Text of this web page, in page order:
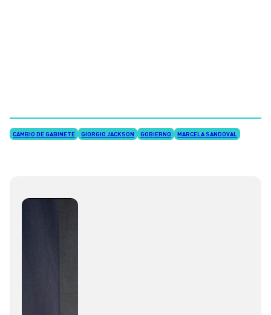
CAMBIO DE GABINETE GIORGIO JACKSON GOBIERNO MARCELA SANDOVAL